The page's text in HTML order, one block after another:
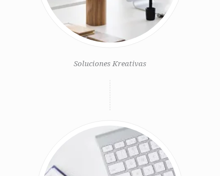
Soluciones Kreativas